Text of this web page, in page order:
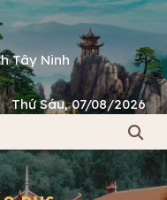
Tây Ninh
Thứ Sáu, 07/08/2026